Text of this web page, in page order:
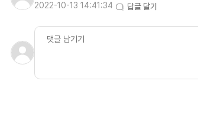
2022-10-13 14:41:34
답글 달기